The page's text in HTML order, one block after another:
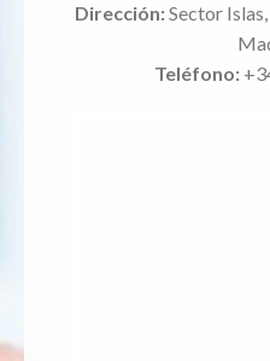
Dirección:Sector
Teléfono: